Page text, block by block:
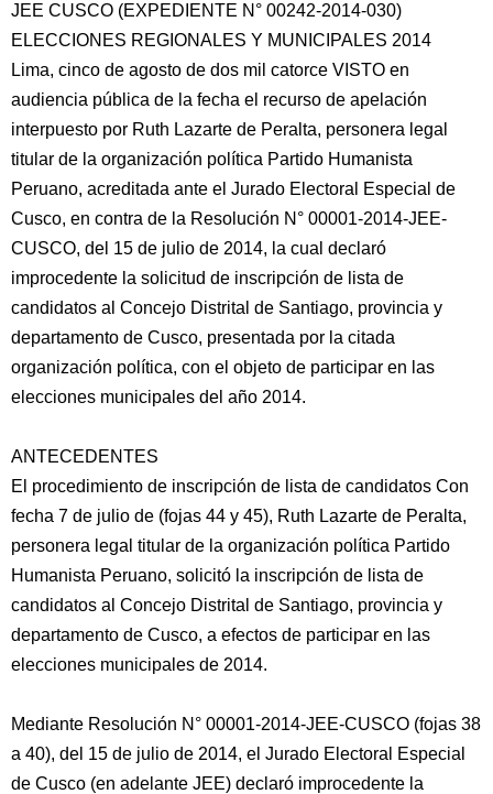
JEE CUSCO (EXPEDIENTE N° 00242-2014-030)
ELECCIONES REGIONALES Y MUNICIPALES 2014
Lima, cinco de agosto de dos mil catorce VISTO en
audiencia pública de la fecha el recurso de apelación
interpuesto por Ruth Lazarte de Peralta, personera legal
titular de la organización política Partido Humanista
Peruano, acreditada ante el Jurado Electoral Especial de
Cusco, en contra de la Resolución N° 00001-2014-JEE-
CUSCO, del 15 de julio de 2014, la cual declaró
improcedente la solicitud de inscripción de lista de
candidatos al Concejo Distrital de Santiago, provincia y
departamento de Cusco, presentada por la citada
organización política, con el objeto de participar en las
elecciones municipales del año 2014.
ANTECEDENTES
El procedimiento de inscripción de lista de candidatos Con
fecha 7 de julio de (fojas 44 y 45), Ruth Lazarte de Peralta,
personera legal titular de la organización política Partido
Humanista Peruano, solicitó la inscripción de lista de
candidatos al Concejo Distrital de Santiago, provincia y
departamento de Cusco, a efectos de participar en las
elecciones municipales de 2014.
Mediante Resolución N° 00001-2014-JEE-CUSCO (fojas 38
a 40), del 15 de julio de 2014, el Jurado Electoral Especial
de Cusco (en adelante JEE) declaró improcedente la